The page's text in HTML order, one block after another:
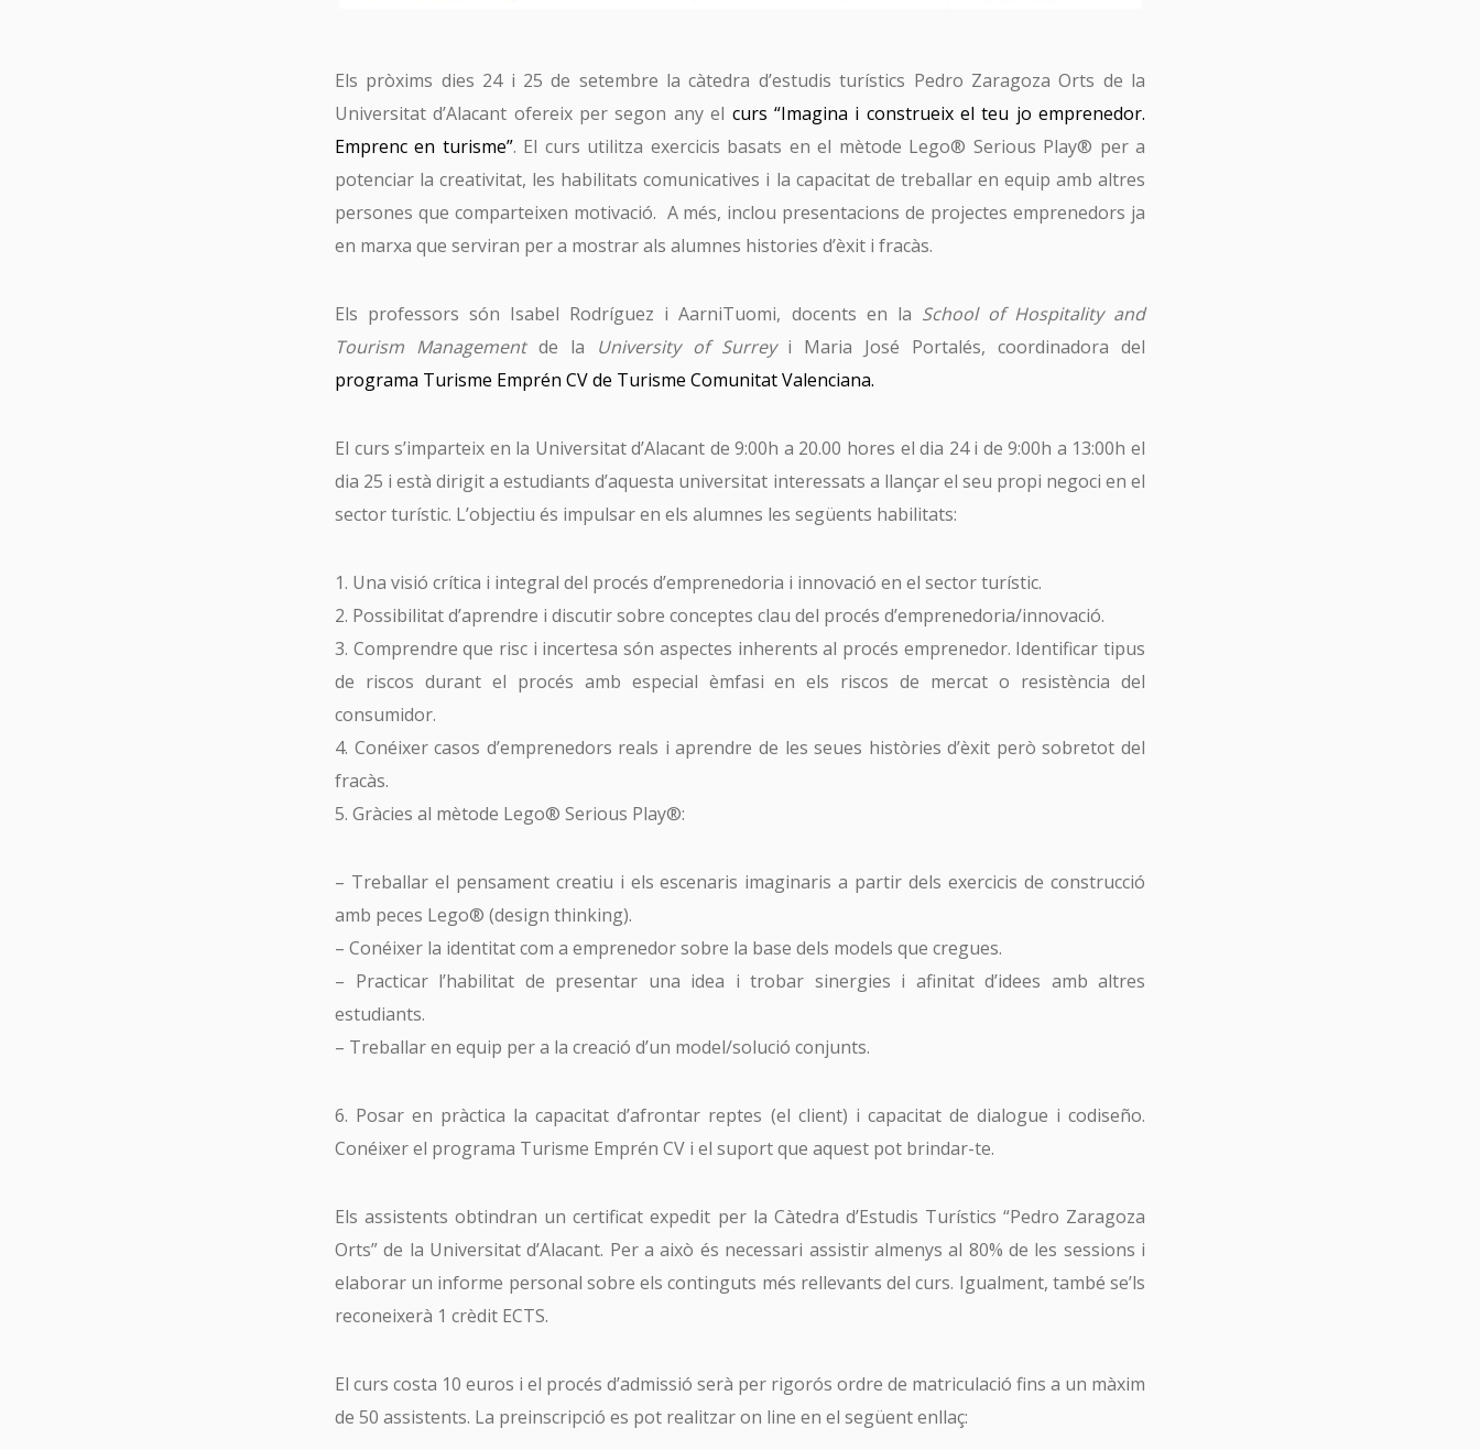
Tu email *
Els pròxims dies 24 i 25 de setembre la càtedra d’estudis turístics Pedro Zaragoza Orts de la
Universitat d’Alacant ofereix per segon any el curs “Imagina i construeix el teu jo emprenedor.
Emprenc en turisme”. El curs utilitza exercicis basats en el mètode Lego® Serious Play® per a
potenciar la creativitat, les habilitats comunicatives i la capacitat de treballar en equip amb altres
persones que comparteixen motivació. A més, inclou presentacions de projectes emprenedors ja
en marxa que serviran per a mostrar als alumnes histories d’èxit i fracàs.
Els professors són Isabel Rodríguez i AarniTuomi, docents en la School of Hospitality and
Tourism Managementde la University of Surreyi Maria José Portalés, coordinadora del
programa Turisme Emprén CV de Turisme Comunitat Valenciana.
El curs s’imparteix en la Universitat d’Alacant de 9:00h a 20.00 hores el dia 24 i de 9:00h a 13:00h el
dia 25 i està dirigit a estudiants d’aquesta universitat interessats a llançar el seu propi negoci en el
sector turístic. L’objectiu és impulsar en els alumnes les següents habilitats:
1. Una visió crítica i integral del procés d’emprenedoria i innovació en el sector turístic.
2. Possibilitat d’aprendre i discutir sobre conceptes clau del procés d’emprenedoria/innovació.
3. Comprendre que risc i incertesa són aspectes inherents al procés emprenedor. Identificar tipus
de riscos durant el procés amb especial èmfasi en els riscos de mercat o resistència del
consumidor.
4. Conéixer casos d’emprenedors reals i aprendre de les seues històries d’èxit però sobretot del
fracàs.
5. Gràcies al mètode Lego® Serious Play®:
– Treballar el pensament creatiu i els escenaris imaginaris a partir dels exercicis de construcció
amb peces Lego® (design thinking).
– Conéixer la identitat com a emprenedor sobre la base dels models que cregues.
– Practicar l’habilitat de presentar una idea i trobar sinergies i afinitat d’idees amb altres
estudiants.
– Treballar en equip per a la creació d’un model/solució conjunts.
6. Posar en pràctica la capacitat d’afrontar reptes (el client) i capacitat de dialogue i codiseño.
Conéixer el programa Turisme Emprén CV i el suport que aquest pot brindar-te.
Els assistents obtindran un certificat expedit per la Càtedra d’Estudis Turístics “Pedro Zaragoza
Orts” de la Universitat d’Alacant. Per a això és necessari assistir almenys al 80% de les sessions i
elaborar un informe personal sobre els continguts més rellevants del curs. Igualment, també se’ls
reconeixerà 1 crèdit ECTS.
El curs costa 10 euros i el procés d’admissió serà per rigorós ordre de matriculació fins a un màxim
de 50 assistents. La preinscripció es pot realitzar on line en el següent enllaç: